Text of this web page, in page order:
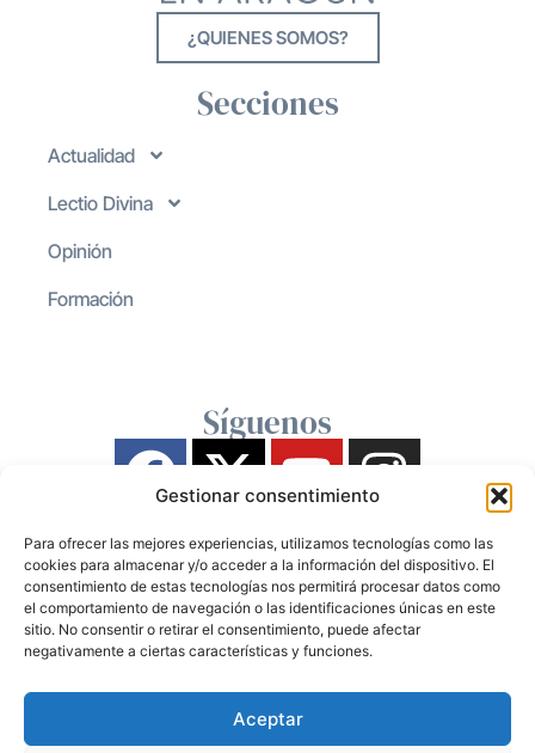
Gestionar consentimiento
Para ofrecer las mejores experiencias, utilizamos tecnologías como las
cookies para almacenar y/o acceder a la información del dispositivo. El
consentimiento de estas tecnologías nos permitirá procesar datos como
el comportamiento de navegación o las identificaciones únicas en este
sitio. No consentir o retirar el consentimiento, puede afectar
negativamente a ciertas características y funciones.
Aceptar
¿QUIENES SOMOS?
Secciones
Actualidad
Lectio Divina
Opinión
Formación
Síguenos